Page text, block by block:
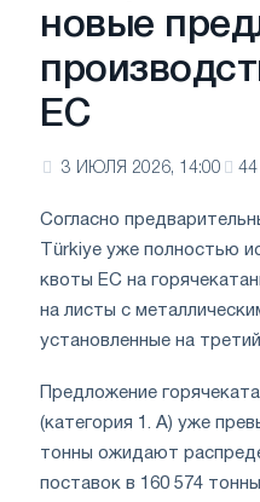
новые
ЕС
3 ИЮЛЯ 2026, 14:00 44
Согласно
Türkiye уже полностью
квоты ЕС на
на листы с
установленные на
Предложение
(категория 1. А) уже
тонны ожидают
поставок в 160 574